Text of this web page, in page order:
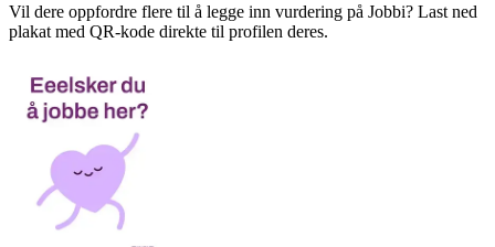
Vil dere oppfordre flere til å legge inn vurdering på Jobbi? Last ned
plakat med QR-kode direkte til profilen deres.